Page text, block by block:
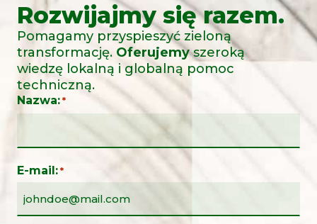
Rozwijajmy się razem.
Pomagamy przyspieszyć zieloną
transformację. Oferujemyszeroką
wiedzę lokalną i globalną pomoc
techniczną.
Nazwa: *
E-mail: *